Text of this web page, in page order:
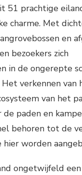
51 prachtige
charme. Met
en
bezoekers zich
in de ongerepte
verkennen van
van het
paden en
behoren tot de
worden
ongetwijfeld